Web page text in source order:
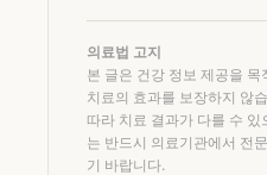
의료법 고지
본 글은 건강 정보 제공을
치료의 효과를 보장하지 않
따라 치료 결과가 다를 수
는 반드시 의료기관에서 전
기 바랍니다.